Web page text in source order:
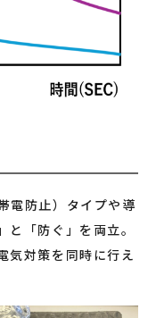
電防止）タイプや導
「防ぐ」を両立。
気対策を同時に行え